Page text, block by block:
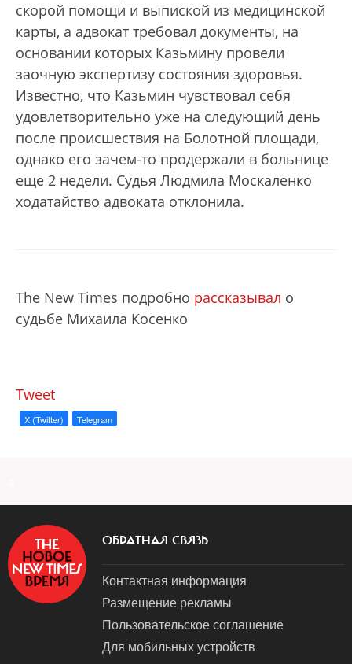
скорой помощи и выпиской из медицинской
карты, а адвокат требовал документы, на
основании которых Казьмину провели
заочную экспертизу состояния здоровья.
Известно, что Казьмин чувствовал себя
удовлетворительно уже на следующий день
после происшествия на Болотной площади,
однако его зачем-то продержали в больнице
еще 2 недели. Судья Людмила Москаленко
ходатайство адвоката отклонила.
The New Times подробно рассказывал о
судьбе Михаила Косенко
Tweet
X (Twitter) Telegram
ОБРАТНАЯ СВЯЗЬ
Контактная информация
Размещение рекламы
Пользовательское соглашение
Для мобильных устройств